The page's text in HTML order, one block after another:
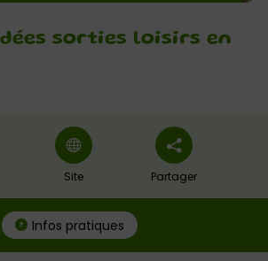
sorties loisirs en
Site Partager
Infos pratiques